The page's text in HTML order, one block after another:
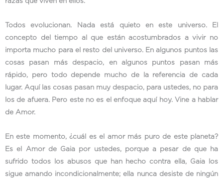
Todos evolucionan. Nada está quieto en este universo. El
concepto del tiempo al que están acostumbrados a vivir no
importa mucho para el resto del universo. En algunos puntos las
cosas pasan más despacio, en algunos puntos pasan más
rápido, pero todo depende mucho de la referencia de cada
lugar. Aquí las cosas pasan muy despacio, para ustedes, no para
los de afuera. Pero este no es el enfoque aquí hoy. Vine a hablar
de Amor.
En este momento, ¿cuál es el amor más puro de este planeta?
Es el Amor de Gaia por ustedes, porque a pesar de que ha
sufrido todos los abusos que han hecho contra ella, Gaia los
sigue amando incondicionalmente; ella nunca desiste de ningún